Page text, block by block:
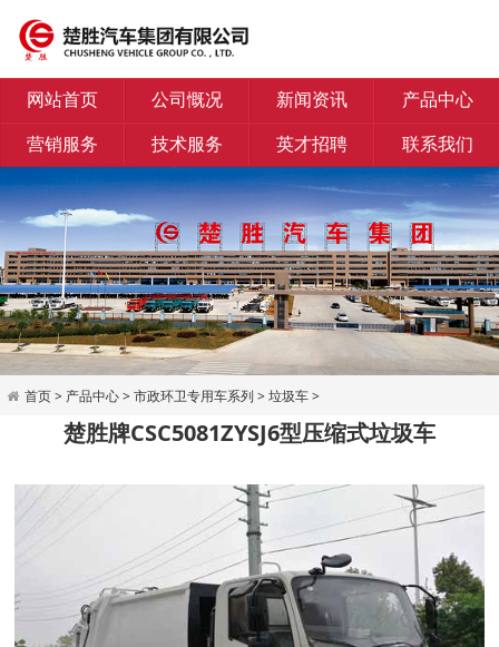
网站首页 公司慨况 新闻资讯
产品中心
营销服务
技术服务 英才招聘 联系我们
首页> 产品中心>市政环卫专用车系列>垃圾车>
楚胜牌CSC5081ZYSJ6型压缩式垃圾车